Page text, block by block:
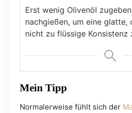
Erst wenig Olivenöl
nachgießen, um eine glatte,
nicht zu flüssige Konsistenz
Mein Tipp
Normalerweise fühlt sich der